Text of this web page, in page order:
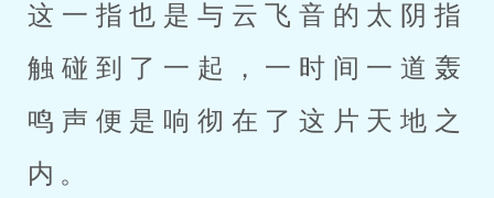
这一指也是与云飞音的太阴指
触碰到了一起，一时间一道轰
鸣声便是响彻在了这片天地之
内。